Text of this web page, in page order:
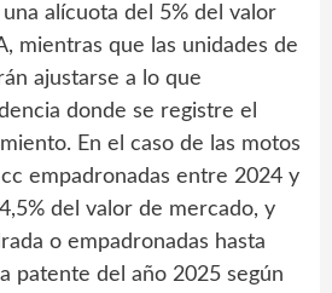
alícuota del 5% del valor
mientras que las unidades de
ajustarse a lo que
donde se registre el
En el caso de las motos
empadronadas entre 2024 y
del valor de mercado, y
o empadronadas hasta
patente del año 2025 según